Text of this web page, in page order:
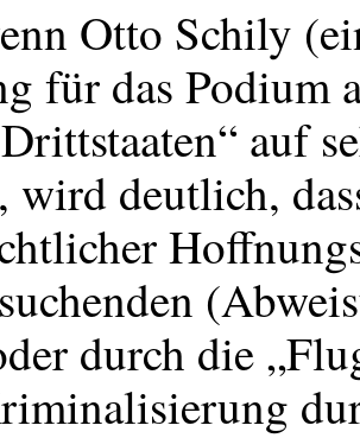
Otto Schily
für das Podium
auf
wird deutlich,
durch die